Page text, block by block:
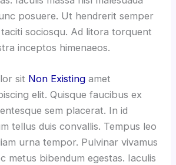
posuere. Ut hendrerit semper
sociosqu. Ad litora torquent
inceptos himenaeos.
sit Non Existing amet
elit. Quisque faucibus ex
sem placerat. In id
tellus duis convallis. Tempus leo
urna tempor. Pulvinar vivamus
metus bibendum egestas. Iaculis